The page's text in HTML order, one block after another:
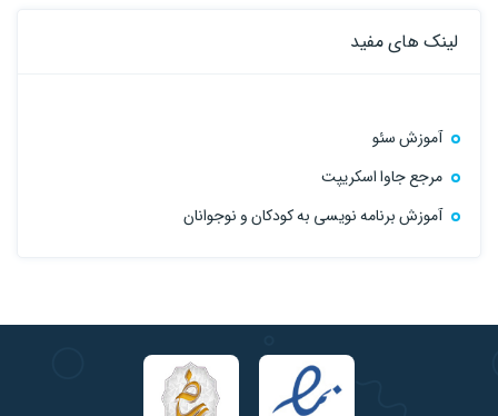
لینک های مفید
آموزش سئو
مرجع جاوا اسکریپت
آموزش برنامه نویسی به کودکان و نوجوانان